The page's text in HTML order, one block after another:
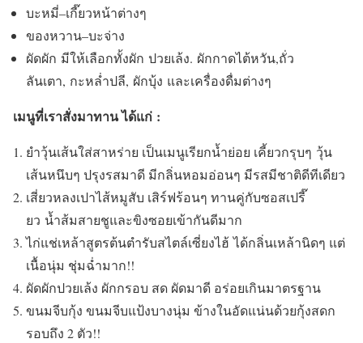
บะหมี่–เกี๊ยวหน้าต่างๆ
ของหวาน–บะจ่าง
ผัดผัก มีให้เลือกทั้งผัก ปวยเล้ง. ผักกาดไต้หวัน,ถั่ว
ลันเตา, กะหล่ำปลี, ผักบุ้ง และเครื่องดื่มต่างๆ
เมนูที่เราสั่งมาทาน ได้แก่ :
ยำวุ้นเส้นใส่สาหร่าย เป็นเมนูเรียกน้ำย่อย เคี้ยวกรุบๆ วุ้น
เส้นหนึบๆ ปรุงรสมาดี มีกลิ่นหอมอ่อนๆ มีรสมีชาติดีทีเดียว
เสี่ยวหลงเปาไส้หมูสับ เสิร์ฟร้อนๆ ทานคู่กับซอสเปรี๊
ยว น้ำส้มสายชูและขิงซอยเข้ากันดีมาก
ไก่แช่เหล้าสูตรต้นตำรับสไตล์เซี่ยงไฮ้ ได้กลิ่นเหล้านิดๆ แต่
เนื้อนุ่ม ชุ่มฉ่ำมาก!!
ผัดผักปวยเล้ง ผักกรอบ สด ผัดมาดี อร่อยเกินมาตรฐาน
ขนมจีบกุ้ง ขนมจีบแป้งบางนุ่ม ข้างในอัดแน่นด้วยกุ้งสดก
รอบถึง 2 ตัว!!